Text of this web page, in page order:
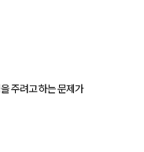
주려고 하는 문제가